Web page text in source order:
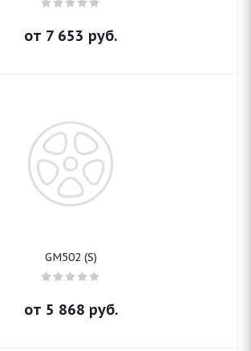
от 7 653 руб.
GM502 (S)
от 5 868 руб.